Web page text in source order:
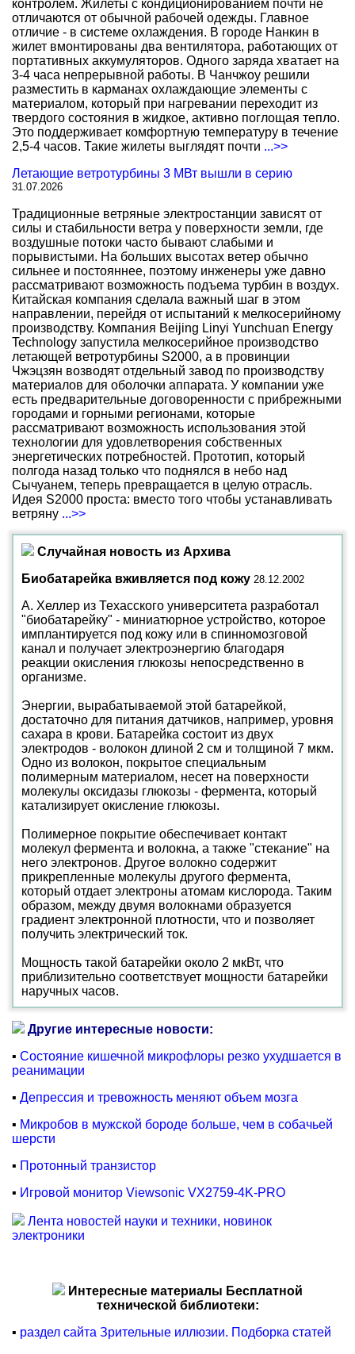
контролем. Жилеты с кондиционированием почти не
отличаются от обычной рабочей одежды. Главное
отличие - в системе охлаждения. В городе Нанкин в
жилет вмонтированы два вентилятора, работающих от
портативных аккумуляторов. Одного заряда хватает на
3-4 часа непрерывной работы. В Чанчжоу решили
разместить в карманах охлаждающие элементы с
материалом, который при нагревании переходит из
твердого состояния в жидкое, активно поглощая тепло.
Это поддерживает комфортную температуру в течение
2,5-4 часов. Такие жилеты выглядят почти ...>>
Летающие ветротурбины 3 МВт вышли в серию
31.07.2026
Традиционные ветряные электростанции зависят от
силы и стабильности ветра у поверхности земли, где
воздушные потоки часто бывают слабыми и
порывистыми. На больших высотах ветер обычно
сильнее и постояннее, поэтому инженеры уже давно
рассматривают возможность подъема турбин в воздух.
Китайская компания сделала важный шаг в этом
направлении, перейдя от испытаний к мелкосерийному
производству. Компания Beijing Linyi Yunchuan Energy
Technology запустила мелкосерийное производство
летающей ветротурбины S2000, а в провинции
Чжэцзян возводят отдельный завод по производству
материалов для оболочки аппарата. У компании уже
есть предварительные договоренности с прибрежными
городами и горными регионами, которые
рассматривают возможность использования этой
технологии для удовлетворения собственных
энергетических потребностей. Прототип, который
полгода назад только что поднялся в небо над
Сычуанем, теперь превращается в целую отрасль.
Идея S2000 проста: вместо того чтобы устанавливать
ветряну ...>>
Случайная новость из Архива
Биобатарейка вживляется под кожу 28.12.2002
А. Хеллер из Техасского университета разработал
"биобатарейку" - миниатюрное устройство, которое
имплантируется под кожу или в спинномозговой
канал и получает электроэнергию благодаря
реакции окисления глюкозы непосредственно в
организме.
Энергии, вырабатываемой этой батарейкой,
достаточно для питания датчиков, например, уровня
сахара в крови. Батарейка состоит из двух
электродов - волокон длиной 2 см и толщиной 7 мкм.
Одно из волокон, покрытое специальным
полимерным материалом, несет на поверхности
молекулы оксидазы глюкозы - фермента, который
катализирует окисление глюкозы.
Полимерное покрытие обеспечивает контакт
молекул фермента и волокна, а также "стекание" на
него электронов. Другое волокно содержит
прикрепленные молекулы другого фермента,
который отдает электроны атомам кислорода. Таким
образом, между двумя волокнами образуется
градиент электронной плотности, что и позволяет
получить электрический ток.
Мощность такой батарейки около 2 мкВт, что
приблизительно соответствует мощности батарейки
наручных часов.
Другие интересные новости:
▪ Состояние кишечной микрофлоры резко ухудшается в
реанимации
▪ Депрессия и тревожность меняют объем мозга
▪ Микробов в мужской бороде больше, чем в собачьей
шерсти
▪ Протонный транзистор
▪ Игровой монитор Viewsonic VX2759-4K-PRO
Лента новостей науки и техники, новинок
электроники
Интересные материалы Бесплатной
технической библиотеки:
▪ раздел сайта Зрительные иллюзии. Подборка статей